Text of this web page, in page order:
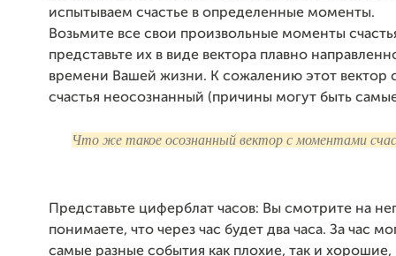
испытываем счастье в определенные моменты.
Возьмите все свои произвольные моменты
представьте их в виде вектора плавно
времени Вашей жизни. К сожалению этот вектор
счастья неосознанный (причины могут быть
Что же такое осознанный вектор с моментами
Представьте циферблат часов: Вы смотрите на
понимаете, что через час будет два часа. За час
самые разные события как плохие, так и хорошие,